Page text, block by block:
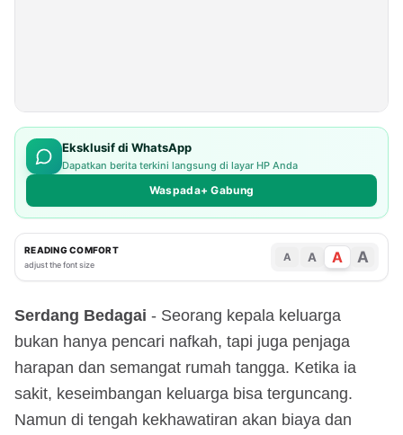
Eksklusif di WhatsApp
Dapatkan berita terkini langsung di layar HP Anda
Waspada+ Gabung
READING COMFORT
adjust the font size
A A A A
Serdang Bedagai - Seorang kepala keluarga
bukan hanya pencari nafkah, tapi juga penjaga
harapan dan semangat rumah tangga. Ketika ia
sakit, keseimbangan keluarga bisa terguncang.
Namun di tengah kekhawatiran akan biaya dan